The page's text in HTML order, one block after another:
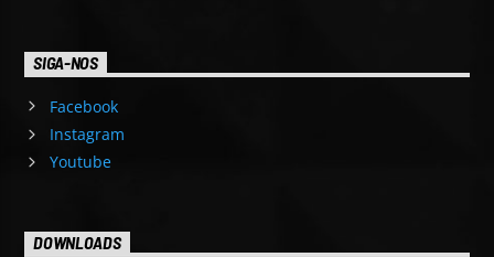
SIGA-NOS
Facebook
Instagram
Youtube
DOWNLOADS